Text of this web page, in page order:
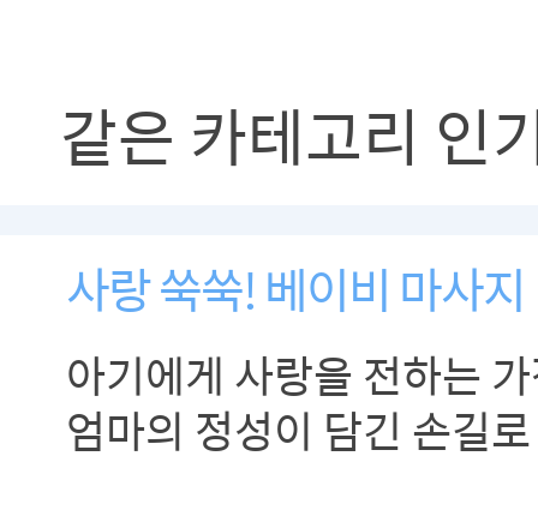
같은 카테고리 인
사랑 쑥쑥! 베이비 마사지
아기에게 사랑을 전하는
엄마의 정성이 담긴 손길